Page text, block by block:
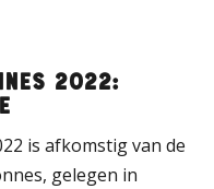
2022:
is afkomstig van de
gelegen in